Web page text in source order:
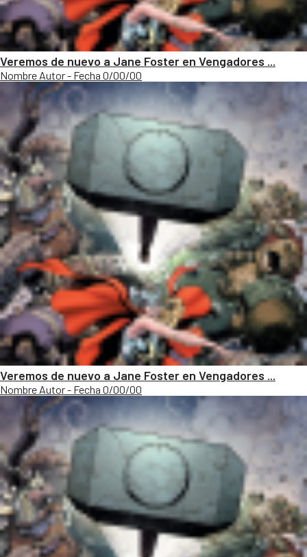
Veremos de nuevo a Jane Foster en Vengadores ...
Nombre Autor - Fecha 0/00/00
Veremos de nuevo a Jane Foster en Vengadores ...
Nombre Autor - Fecha 0/00/00